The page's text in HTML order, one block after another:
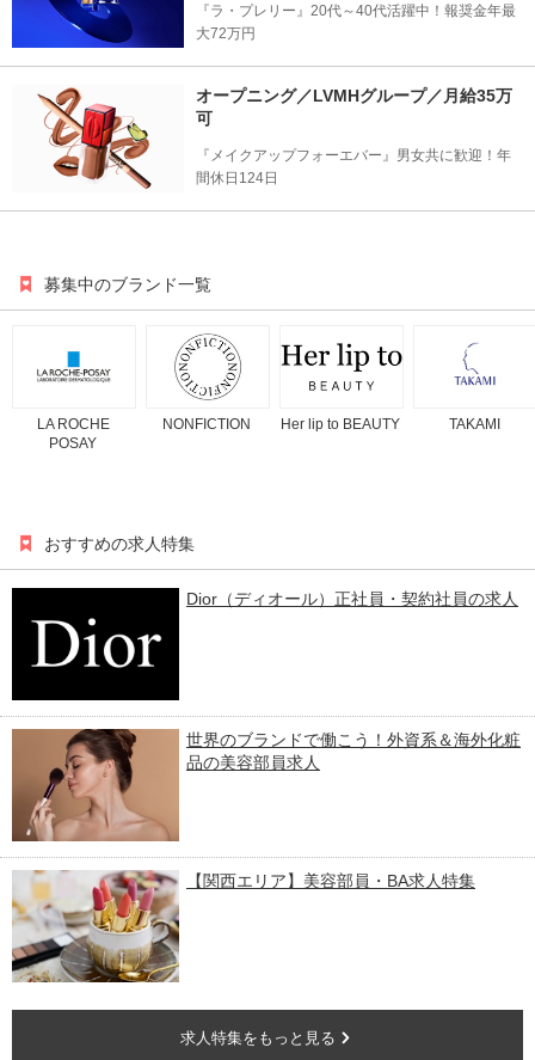
『ラ・プレリー』20代～40代活躍中！報奨金年最
大72万円
オープニング／LVMHグループ／月給35万
可
『メイクアップフォーエバー』男女共に歓迎！年
間休日124日
募集中のブランド一覧
LA ROCHE
POSAY
NONFICTION Her lip to BEAUTY TAKAMI
おすすめの求人特集
Dior（ディオール）正社員・契約社員の求⼈
世界のブランドで働こう！外資系＆海外化粧
品の美容部員求人
【関西エリア】美容部員・BA求人特集
求人特集をもっと見る